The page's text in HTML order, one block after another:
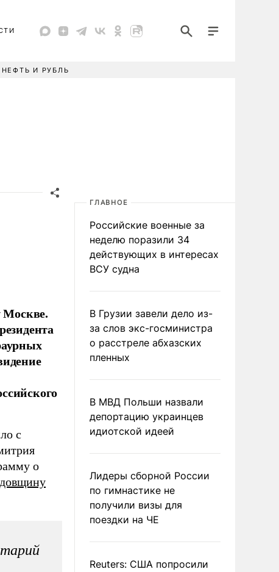
НЕФТЬ И РУБЛЬ
с
о
ГЛАВНОЕ
Российские военные за
неделю поразили 34
действующих в интересах
ВСУ судна
В Грузии завели дело из-
за слов экс-госминистра
о расстреле абхазских
пленных
В МВД Польши назвали
депортацию украинцев
идиотской идеей
Лидеры сборной России
по гимнастике не
получили визы для
поездки на ЧЕ
Reuters: США попросили